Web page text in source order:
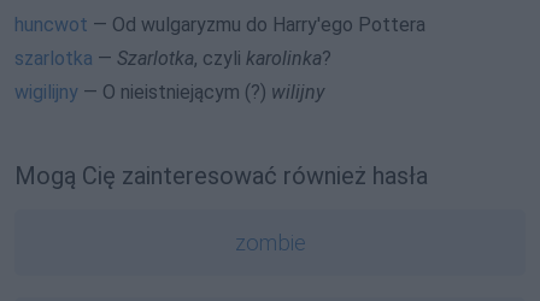
huncwot — Od wulgaryzmu do Harry'ego Pottera
szarlotka — Szarlotka, czyli karolinka?
wigilijny — O nieistniejącym (?) wilijny
Mogą Cię zainteresować również hasła
zombie